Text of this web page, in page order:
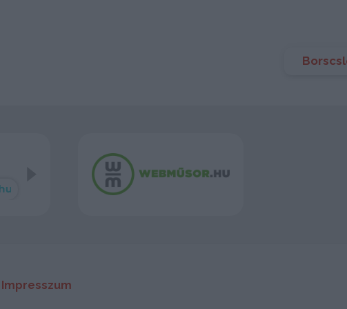
Tetris
Impresszum